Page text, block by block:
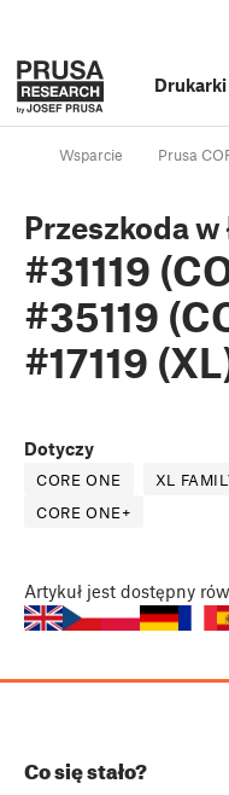
Drukarki
Wsparcie Prusa
Przeszkoda w
#31119
#35119
#17119
Dotyczy
CORE ONE XL
CORE ONE+
Artykuł jest dostępny
Co się stało?